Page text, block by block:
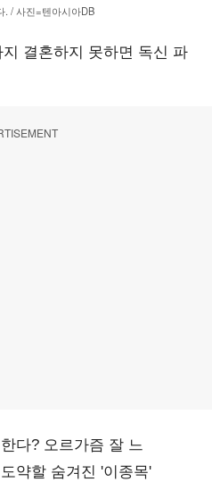
. / 사진=텐아시아DB
결혼하지 못하면 독신 파